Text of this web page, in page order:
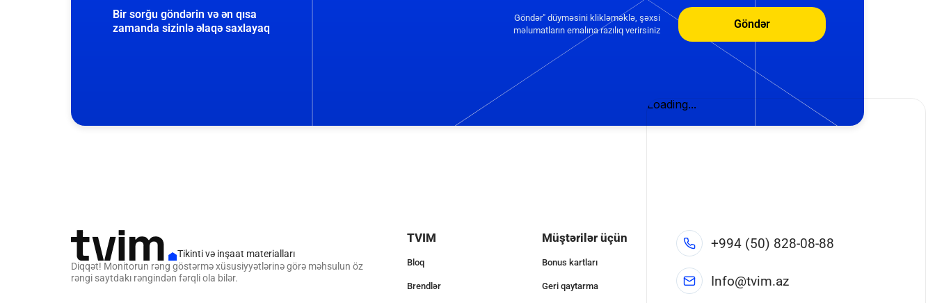
Bir sorğu göndərin və ən qısa
zamanda sizinlə əlaqə saxlayaq
Göndər" düyməsini klikləməklə, şəxsi
məlumatların emalına razılıq verirsiniz
Göndər
Tikinti və inşaat materialları
Diqqət! Monitorun rəng göstərmə xüsusiyyətlərinə görə məhsulun öz
rəngi saytdakı rəngindən fərqli ola bilər.
TVIM
Bloq
Brendlər
Müştərilər üçün
Bonus kartları
Geri qaytarma
+994 (50) 828-08-88
Info@tvim.az